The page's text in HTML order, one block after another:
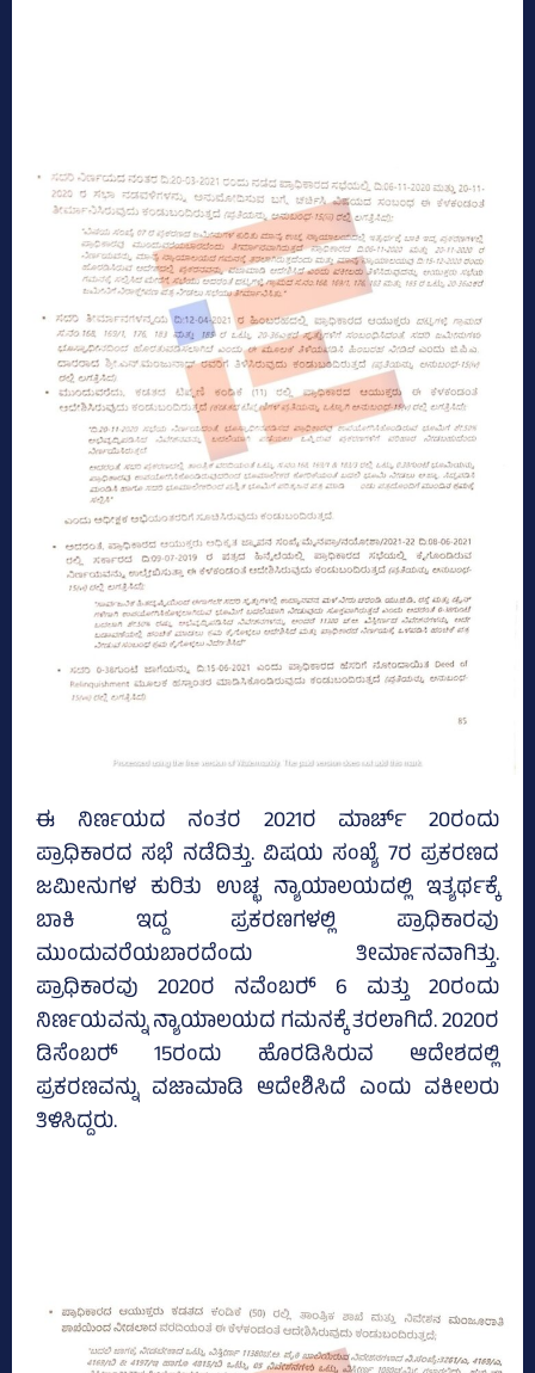
ಈ ನಿರ್ಣಯದ ನಂತರ 2021ರ ಮಾರ್ಚ್‌ 20ರಂದು
ಪ್ರಾಧಿಕಾರದ ಸಭೆ ನಡೆದಿತ್ತು. ವಿಷಯ ಸಂಖ್ಯೆ 7ರ ಪ್ರಕರಣದ
ಜಮೀನುಗಳ ಕುರಿತು ಉಚ್ಛ ನ್ಯಾಯಾಲಯದಲ್ಲಿ ಇತ್ಯರ್ಥಕ್ಕೆ
ಬಾಕಿ ಇದ್ದ ಪ್ರಕರಣಗಳಲ್ಲಿ ಪ್ರಾಧಿಕಾರವು
ಮುಂದುವರೆಯಬಾರದೆಂದು ತೀರ್ಮಾನವಾಗಿತ್ತು.
ಪ್ರಾಧಿಕಾರವು 2020ರ ನವೆಂಬರ್‍‌ 6 ಮತ್ತು 20ರಂದು
ನಿರ್ಣಯವನ್ನು ನ್ಯಾಯಾಲಯದ ಗಮನಕ್ಕೆ ತರಲಾಗಿದೆ. 2020ರ
ಡಿಸೆಂಬರ್‍‌ 15ರಂದು ಹೊರಡಿಸಿರುವ ಆದೇಶದಲ್ಲಿ
ಪ್ರಕರಣವನ್ನು ವಜಾಮಾಡಿ ಆದೇಶಿಸಿದೆ ಎಂದು ವಕೀಲರು
ತಿಳಿಸಿದ್ದರು.